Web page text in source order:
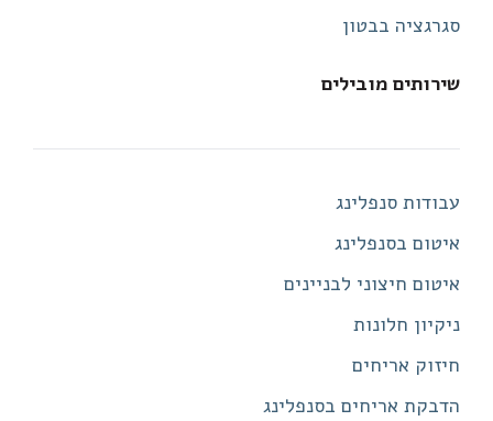
סגרגציה בבטון
שירותים מובילים
עבודות סנפלינג
איטום בסנפלינג
איטום חיצוני לבניינים
ניקיון חלונות
חיזוק אריחים
הדבקת אריחים בסנפלינג